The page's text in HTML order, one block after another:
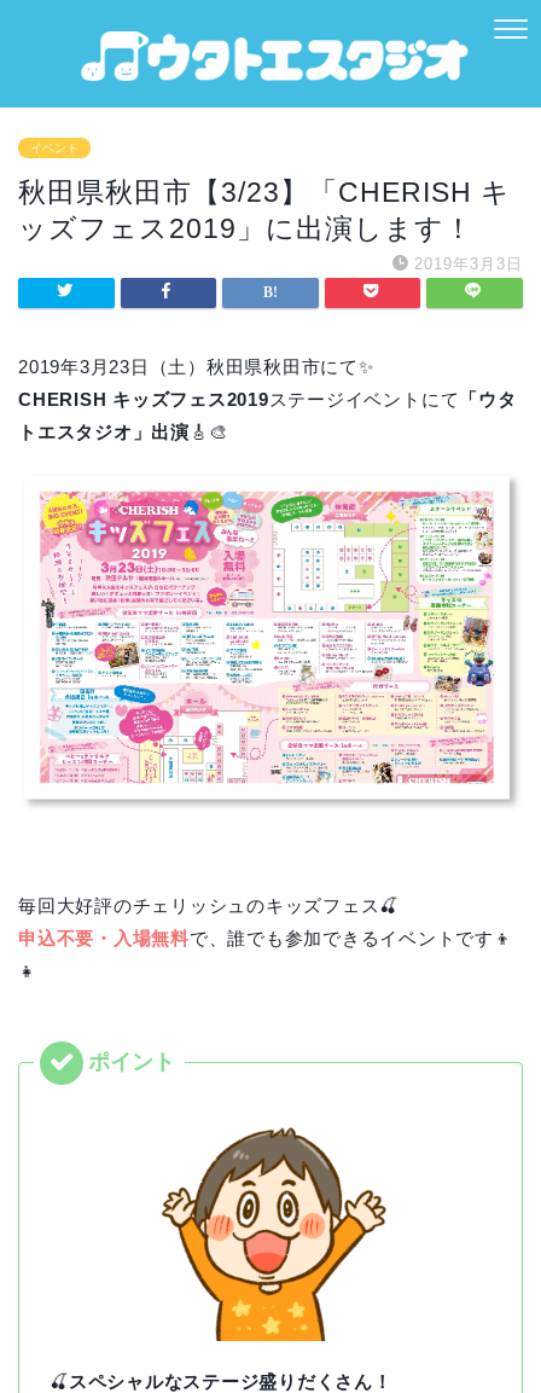
イベント
秋田県秋田市【3/23】「CHERISH キ
ッズフェス2019」に出演します！
2019年3月3日
2019年3月23日（土）秋田県秋田市にて✨
CHERISH キッズフェス2019ステージイベントにて
「ウタ
トエスタジオ」出演 🎸🎨
毎回大好評のチェリッシュのキッズフェス🍒
申込不要・入場無料で、誰でも参加できるイベントです👦
👧
🍒スペシャルなステージ盛りだくさん！